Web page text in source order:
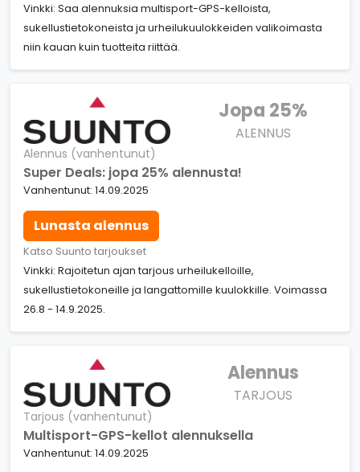
Vinkki: Saa alennuksia multisport-GPS-kelloista,
sukellustietokoneista ja urheilukuulokkeiden valikoimasta
niin kauan kuin tuotteita riittää.
Jopa 25%
ALENNUS
Alennus (vanhentunut)
Super Deals: jopa 25% alennusta!
Vanhentunut: 14.09.2025
Lunasta alennus
Katso Suunto tarjoukset
Vinkki: Rajoitetun ajan tarjous urheilukelloille,
sukellustietokoneille ja langattomille kuulokkille. Voimassa
26.8 - 14.9.2025.
Alennus
TARJOUS
Tarjous (vanhentunut)
Multisport-GPS-kellot alennuksella
Vanhentunut: 14.09.2025